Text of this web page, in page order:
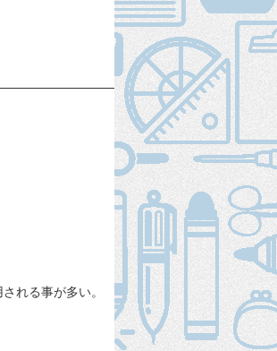
れる事が多い。